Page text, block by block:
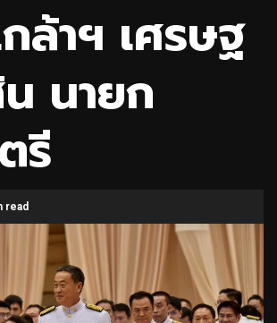
ล้าฯ เศรษฐ
นายก
รี
read